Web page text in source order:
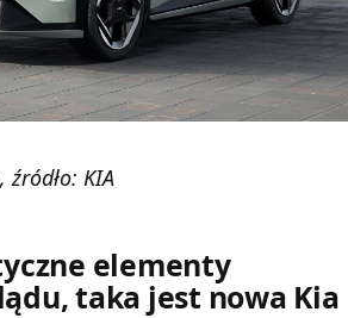
źródło: KIA
elementy
taka jest nowa Kia